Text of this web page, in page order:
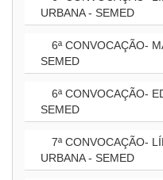
URBANA - SEMED
6ª CONVOCAÇÃO-
SEMED
6ª CONVOCAÇÃO-
SEMED
7ª CONVOCAÇÃO-
URBANA - SEMED